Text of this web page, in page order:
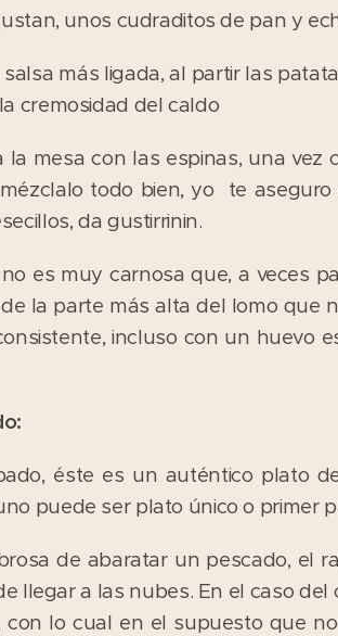
unos cudraditos de pan y
más ligada, al partir las
cremosidad del caldo
la mesa con las espinas, una vez
todo bien, yo te
da gustirrinin.
es muy carnosa que, a veces
la parte más alta del lomo que
incluso con un huevo
éste es un auténtico plato
puede ser plato único o primer
de abaratar un pescado, el
llegar a las nubes. En el caso
con lo cual en el supuesto que